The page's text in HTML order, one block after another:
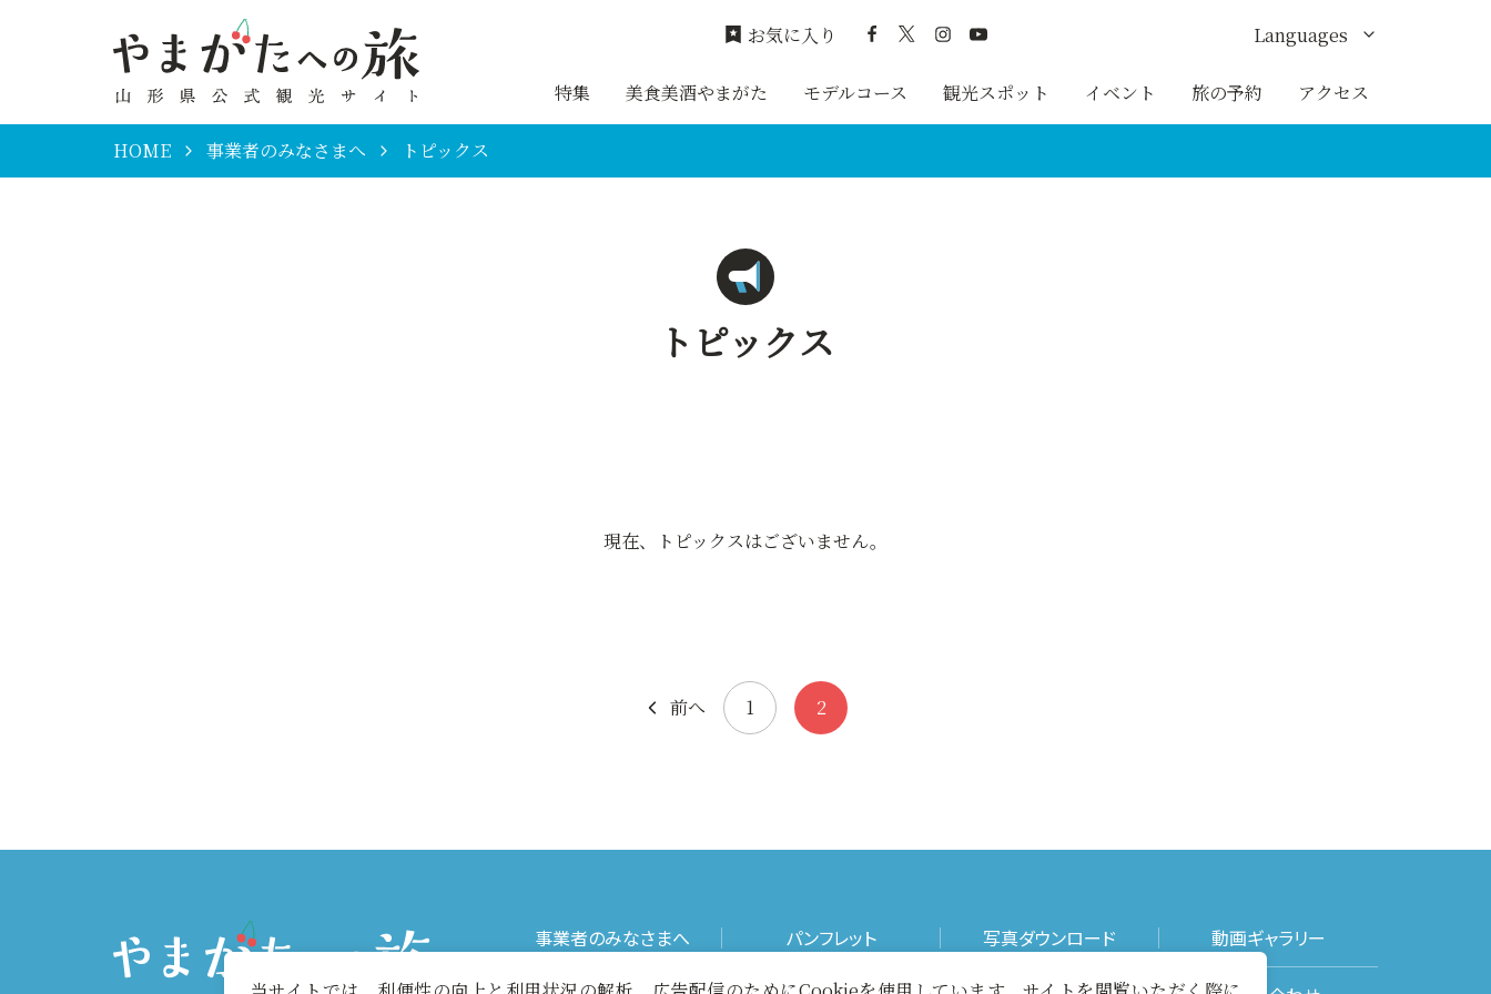
特集 美食美酒やまがた モデルコース 観光スポット イベント 旅の予約 アクセス
お気に入り Languages
English
HOME 事業者のみなさまへ トピックス
トピックス
現在、トピックスはございません。
前へ 1 2
事業者のみなさまへ パンフレット 写真ダウンロード 動画ギャラリー